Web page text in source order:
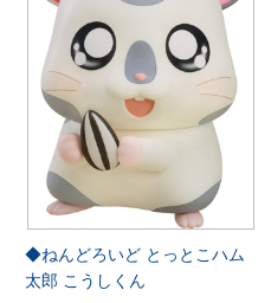
◆ねんどろいど とっとこハム
太郎 こうしくん